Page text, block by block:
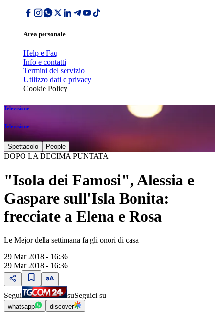
Area personale
Help e Faq
Info e contatti
Termini del servizio
Utilizzo dati e privacy
Cookie Policy
Televisione
Televisione
Spettacolo People
DOPO LA DECIMA PUNTATA
"Isola dei Famosi", Alessia e
Gaspare sull'Isla Bonita:
frecciate a Elena e Rosa
Le Mejor della settimana fa gli onori di casa
29 Mar 2018 - 16:36
29 Mar 2018 - 16:36
Segui suSeguici su
whatsapp discover